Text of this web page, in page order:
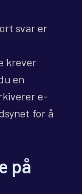
svar er
krever
en
e-
for å
på